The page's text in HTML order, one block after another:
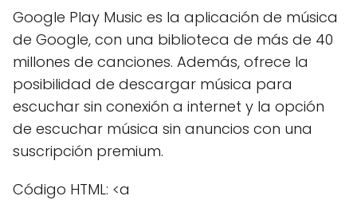
Google Play Music es la aplicación de música
de Google, con una biblioteca de más de 40
millones de canciones. Además, ofrece la
posibilidad de descargar música para
escuchar sin conexión a internet y la opción
de escuchar música sin anuncios con una
suscripción premium.
Código HTML: <a